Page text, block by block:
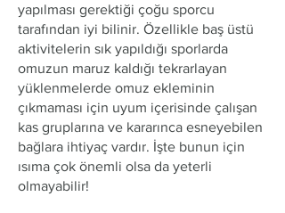
yapılması gerektiği çoğu sporcu
tarafından iyi bilinir. Özellikle baş üstü
aktivitelerin sık yapıldığı sporlarda
omuzun maruz kaldığı tekrarlayan
yüklenmelerde omuz ekleminin
çıkmaması için uyum içerisinde çalışan
kas gruplarına ve kararınca esneyebilen
bağlara ihtiyaç vardır. İşte bunun için
ısıma çok önemli olsa da yeterli
olmayabilir!